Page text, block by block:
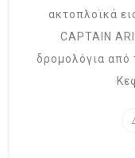
ακτοπλοϊκά
CAPTAIN
δρομολόγια από